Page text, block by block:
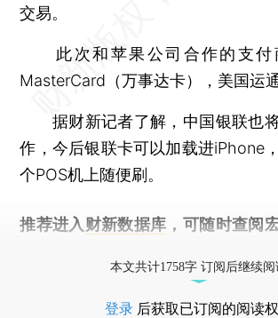
交易。
此次和苹果公司合作的支付
MasterCard（万事达卡），美国运
据财新记者了解，中国银联也
作，今后银联卡可以加载进iPhone
个POS机上随便刷。
推荐进入 财新数据库 ，可随时查阅
本文共计1758字 订阅后继续阅
登录 后获取已订阅的阅读